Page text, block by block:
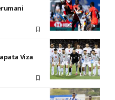
Viza